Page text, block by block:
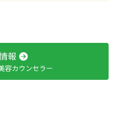
報
容カウンセラー